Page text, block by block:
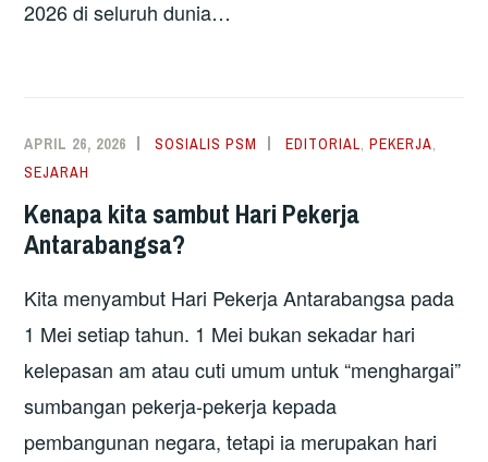
2026 di seluruh dunia…
APRIL 26, 2026 SOSIALIS PSM EDITORIAL,PEKERJA,
SEJARAH
Kenapa kita sambut Hari Pekerja
Antarabangsa?
Kita menyambut Hari Pekerja Antarabangsa pada
1 Mei setiap tahun. 1 Mei bukan sekadar hari
kelepasan am atau cuti umum untuk “menghargai”
sumbangan pekerja-pekerja kepada
pembangunan negara, tetapi ia merupakan hari